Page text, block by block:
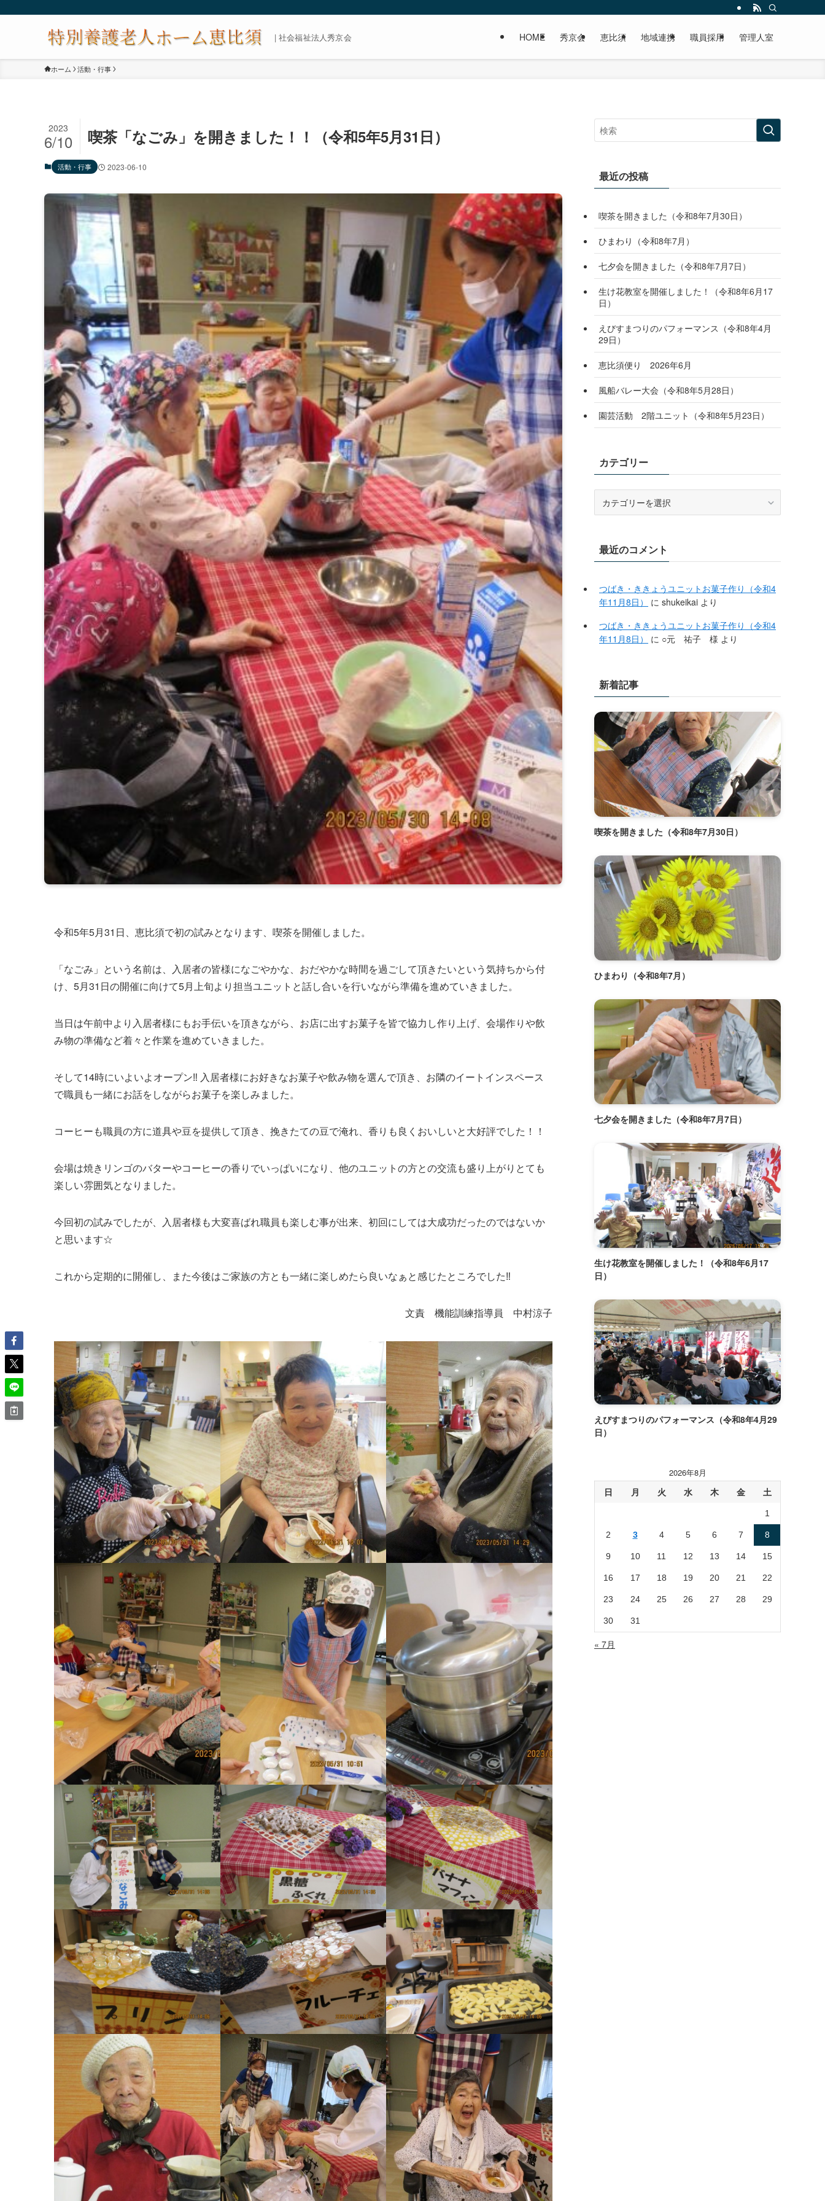
| 社会福祉法人秀京会 HOME 秀京会 恵比須 地域連携 職員採用 管理人室
ホーム 活動・行事
喫茶「なごみ」を開きました！！（令和5年5月31日）
2023
6/10
活動・行事 2023-06-10
令和5年5月31日、恵比須で初の試みとなります、喫茶を開催しました。
「なごみ」という名前は、入居者の皆様になごやかな、おだやかな時間を過ごして頂きたいという気持ちから付
け、5月31日の開催に向けて5月上旬より担当ユニットと話し合いを行いながら準備を進めていきました。
当日は午前中より入居者様にもお手伝いを頂きながら、お店に出すお菓子を皆で協力し作り上げ、会場作りや飲
み物の準備など着々と作業を進めていきました。
そして14時にいよいよオープン‼ 入居者様にお好きなお菓子や飲み物を選んで頂き、お隣のイートインスペース
で職員も一緒にお話をしながらお菓子を楽しみました。
コーヒーも職員の方に道具や豆を提供して頂き、挽きたての豆で淹れ、香りも良くおいしいと大好評でした！！
会場は焼きリンゴのバターやコーヒーの香りでいっぱいになり、他のユニットの方との交流も盛り上がりとても
楽しい雰囲気となりました。
今回初の試みでしたが、入居者様も大変喜ばれ職員も楽しむ事が出来、初回にしては大成功だったのではないか
と思います☆
これから定期的に開催し、また今後はご家族の方とも一緒に楽しめたら良いなぁと感じたところでした‼
文責 機能訓練指導員 中村涼子
最近の投稿
喫茶を開きました（令和8年7月30日）
ひまわり（令和8年7月）
七夕会を開きました（令和8年7月7日）
生け花教室を開催しました！（令和8年6月17
日）
えびすまつりのパフォーマンス（令和8年4月
29日）
恵比須便り 2026年6月
風船バレー大会（令和8年5月28日）
園芸活動 2階ユニット（令和8年5月23日）
カテゴリー
ー
最近のコメント
つばき・ききょうユニットお菓子作り（令和4
年11月8日）
に shukeikai より
つばき・ききょうユニットお菓子作り（令和4
年11月8日）
に ○元 祐子 様 より
新着記事
喫茶を開きました（令和8年7月30日）
ひまわり（令和8年7月）
七夕会を開きました（令和8年7月7日）
生け花教室を開催しました！（令和8年6月17
日）
えびすまつりのパフォーマンス（令和8年4月29
日）
2026年8月
日 月 火 水 木 金 土
1
2 3 4 5 6 7 8
9 10 11 12 13 14 15
16 17 18 19 20 21 22
23 24 25 26 27 28 29
30 31
« 7月